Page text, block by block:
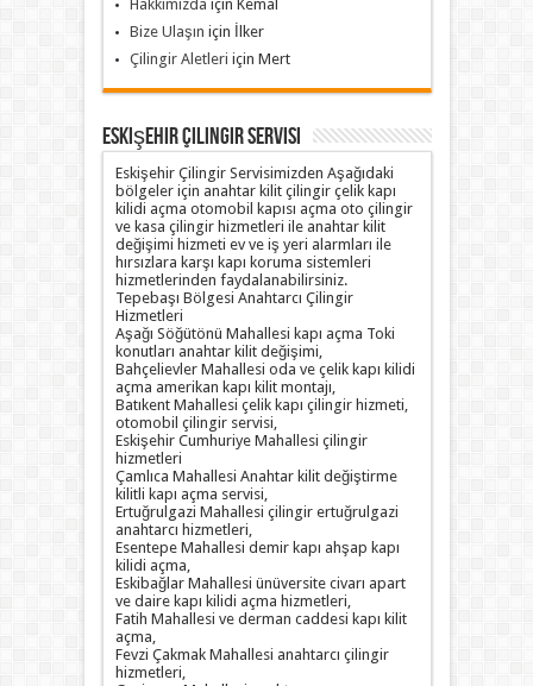
Hakkımızda için Kemal
Bize Ulaşın için
İlker
Çilingir Aletleri için Mert
Eskişehir Çilingir Servisi
Eskişehir Çilingir Servisimizden Aşağıdaki
bölgeler için anahtar kilit çilingir çelik kapı
kilidi açma otomobil kapısı açma oto çilingir
ve kasa çilingir hizmetleri ile anahtar kilit
değişimi hizmeti ev ve iş yeri alarmları ile
hırsızlara karşı kapı koruma sistemleri
hizmetlerinden faydalanabilirsiniz.
Tepebaşı Bölgesi Anahtarcı Çilingir
Hizmetleri
Aşağı Söğütönü Mahallesi kapı açma Toki
konutları anahtar kilit değişimi,
Bahçelievler Mahallesi oda ve çelik kapı kilidi
açma amerikan kapı kilit montajı,
Batıkent Mahallesi çelik kapı çilingir hizmeti,
otomobil çilingir servisi,
Eskişehir Cumhuriye Mahallesi çilingir
hizmetleri
Çamlıca Mahallesi Anahtar kilit değiştirme
kilitli kapı açma servisi,
Ertuğrulgazi Mahallesi çilingir ertuğrulgazi
anahtarcı hizmetleri,
Esentepe Mahallesi demir kapı ahşap kapı
kilidi açma,
Eskibağlar Mahallesi ünüversite civarı apart
ve daire kapı kilidi açma hizmetleri,
Fatih Mahallesi ve derman caddesi kapı kilit
açma,
Fevzi Çakmak Mahallesi anahtarcı çilingir
hizmetleri,